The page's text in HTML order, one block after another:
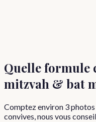
Quelle formule
mitzvah & bat
Comptez environ 3photos
convives, nous vous